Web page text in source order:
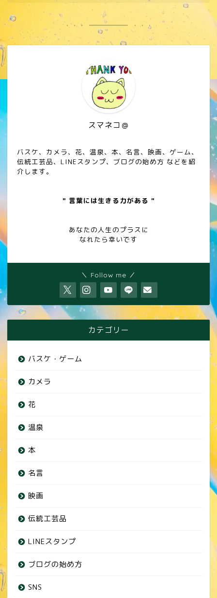
スマネコ＠
バスケ、カメラ、花、温泉、本、名言、映画、ゲーム、
伝統工芸品、LINEスタンプ、ブログの始め方 などを紹
介します。
" 言葉には生きる力がある "
あなたの人生のプラスに
なれたら幸いです
＼ Follow me ／
カテゴリー
バスケ・ゲーム
カメラ
花
温泉
本
名言
映画
伝統工芸品
LINEスタンプ
ブログの始め方
SNS